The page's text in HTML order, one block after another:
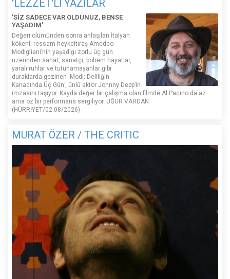
'LEZZET'Lİ YAZILAR
'SİZ SADECE VAR OLDUNUZ, BENSE
YAŞADIM'
Değeri ölümünden sonra anlaşılan İtalyan
kökenli ressam-heykeltıraş Amedeo
Modigliani’nin yaşadığı zorlu üç gün
üzerinden sanat, sanatçı, bohem hayatlar,
yaralı ruhlar ve tutunamayanlar gibi
duraklarda gezinen ‘Modi: Deliliğin
Kanadında Üç Gün’, ünlü aktör Johnny Depp’in
imzasını taşıyor. Kayda değer bir çalışma olan filmde Al Pacino da az
ama öz bir performans sergiliyor. UĞUR VARDAN
(HÜRRİYET/02.08/2026)
MURAT ÖZER / THE CRITIC